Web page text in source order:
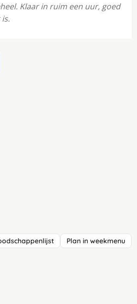
Klaar in ruim een uur, goed
Plan in weekmenu